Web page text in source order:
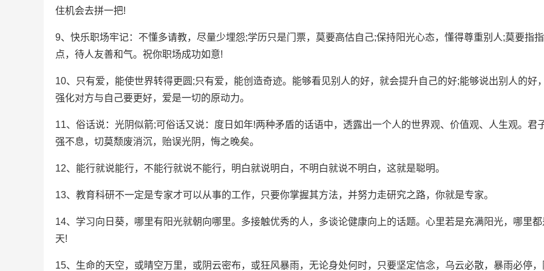
住机会去拼一把!
9、快乐职场牢记：不懂多请教，尽量少埋怨;学历只是门票，莫要高估自己;保持阳光心态，懂得尊重别人;莫要指
点，待人友善和气。祝你职场成功如意!
10、只有爱，能使世界转得更圆;只有爱，能创造奇迹。能够看见别人的好，就会提升自己的好;能够说出别人的好
强化对方与自己要更好，爱是一切的原动力。
11、俗话说：光阴似箭;可俗话又说：度日如年!两种矛盾的话语中，透露出一个人的世界观、价值观、人生观。君
强不息，切莫颓废消沉，贻误光阴，悔之晚矣。
12、能行就说能行，不能行就说不能行，明白就说明白，不明白就说不明白，这就是聪明。
13、教育科研不一定是专家才可以从事的工作，只要你掌握其方法，并努力走研究之路，你就是专家。
14、学习向日葵，哪里有阳光就朝向哪里。多接触优秀的人，多谈论健康向上的话题。心里若是充满阳光，哪里
天!
15、生命的天空，或晴空万里，或阴云密布，或狂风暴雨，无论身处何时，只要坚定信念，乌云必散，暴雨必停